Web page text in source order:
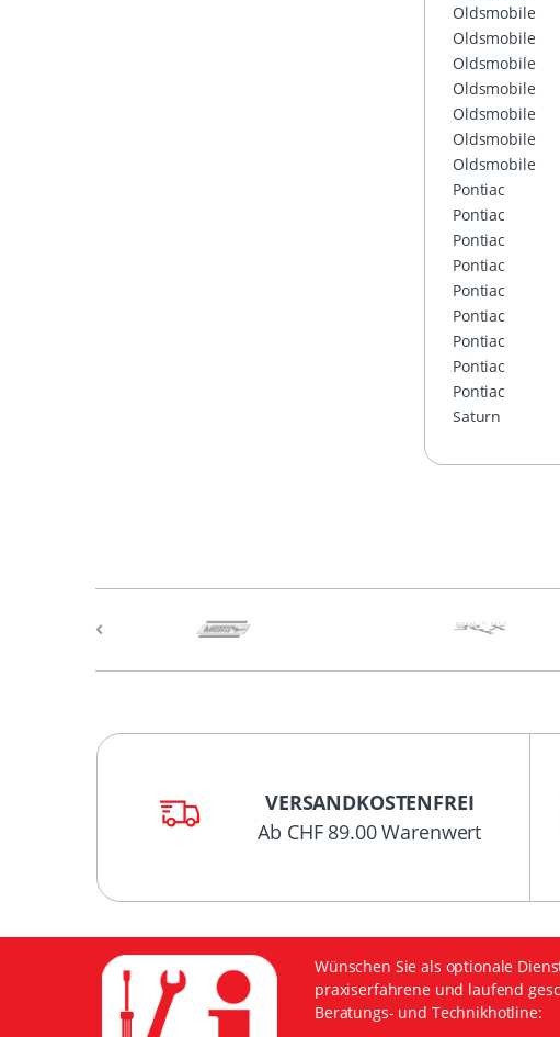
Oldsmobile
Oldsmobile
Oldsmobile
Oldsmobile
Oldsmobile
Oldsmobile
Oldsmobile
Pontiac
Pontiac
Pontiac
Pontiac
Pontiac
Pontiac
Pontiac
Pontiac
Pontiac
Saturn
VERSANDKOSTENFREI
Ab CHF 89.00 Warenwert
Wünschen Sie als optionale
praxiserfahrene und laufend
Beratungs- und Technikhotline: